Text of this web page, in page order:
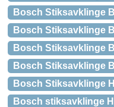
Bosch Stiksavklinge
Bosch Stiksavklinge
Bosch Stiksavklinge
Bosch Stiksavklinge
Bosch Stiksavklinge
Bosch stiksavklinge